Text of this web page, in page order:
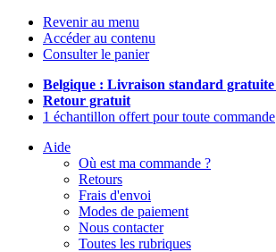
Revenir au menu
Accéder au contenu
Consulter le panier
Belgique : Livraison standard gratuite
Retour gratuit
1 échantillon offert pour toute commande
Aide
Où est ma commande ?
Retours
Frais d'envoi
Modes de paiement
Nous contacter
Toutes les rubriques